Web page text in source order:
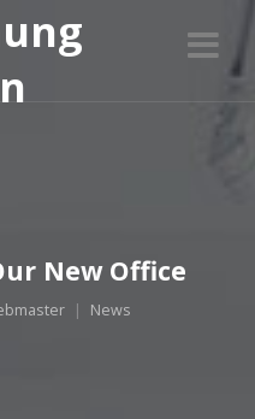
New Office
News